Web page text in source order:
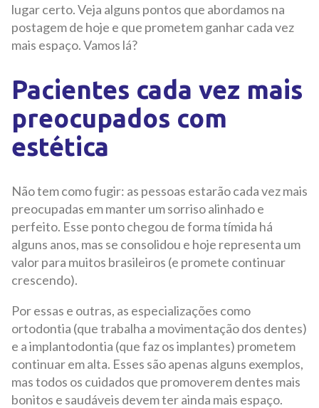
lugar certo. Veja alguns pontos que abordamos na
postagem de hoje e que prometem ganhar cada vez
mais espaço. Vamos lá?
Pacientes cada vez mais
preocupados com
estética
Não tem como fugir: as pessoas estarão cada vez mais
preocupadas em manter um sorriso alinhado e
perfeito. Esse ponto chegou de forma tímida há
alguns anos, mas se consolidou e hoje representa um
valor para muitos brasileiros (e promete continuar
crescendo).
Por essas e outras, as especializações como
ortodontia (que trabalha a movimentação dos dentes)
e a implantodontia (que faz os implantes) prometem
continuar em alta. Esses são apenas alguns exemplos,
mas todos os cuidados que promoverem dentes mais
bonitos e saudáveis devem ter ainda mais espaço.